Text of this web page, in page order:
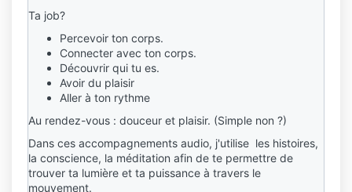
Ta job?
Percevoir ton corps.
Connecter avec ton corps.
Découvrir qui tu es.
Avoir du plaisir
Aller à ton rythme
Au rendez-vous : douceur et plaisir. (Simple non ?)
Dans ces accompagnements audio, j'utilise les histoires,
la conscience, la méditation afin de te permettre de
trouver ta lumière et ta puissance à travers le
mouvement.